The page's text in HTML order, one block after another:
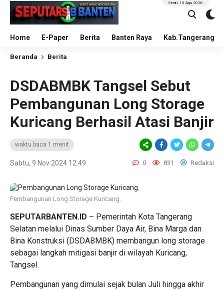
Home E-Paper Berita Banten Raya Kab.Tangerang
Senin, 10 Agu 2026
Beranda Berita
DSDABMBK Tangsel Sebut
Pembangunan Long Storage
Kuricang Berhasil Atasi Banjir
waktu baca 1 menit
Sabtu, 9 Nov 2024 12:49 0 831 Redaksi
Pembangunan Long Storage Kuricang.
SEPUTARBANTEN.ID – Pemerintah Kota Tangerang
Selatan melalui Dinas Sumber Daya Air, Bina Marga dan
Bina Konstruksi (DSDABMBK) membangun long storage
sebagai langkah mitigasi banjir di wilayah Kuricang,
Tangsel.
Pembangunan yang dimulai sejak bulan Juli hingga akhir